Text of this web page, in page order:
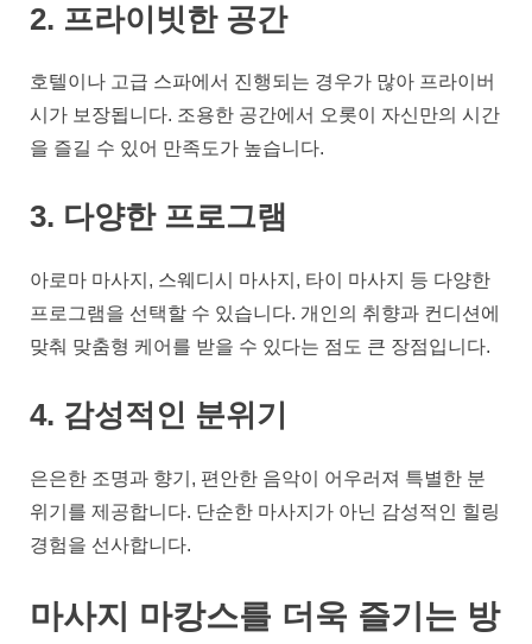
2. 프라이빗한 공간
호텔이나 고급 스파에서 진행되는 경우가 많아 프라이버
시가 보장됩니다. 조용한 공간에서 오롯이 자신만의 시간
을 즐길 수 있어 만족도가 높습니다.
3. 다양한 프로그램
아로마 마사지, 스웨디시 마사지, 타이 마사지 등 다양한
프로그램을 선택할 수 있습니다. 개인의 취향과 컨디션에
맞춰 맞춤형 케어를 받을 수 있다는 점도 큰 장점입니다.
4. 감성적인 분위기
은은한 조명과 향기, 편안한 음악이 어우러져 특별한 분
위기를 제공합니다. 단순한 마사지가 아닌 감성적인 힐링
경험을 선사합니다.
마사지 마캉스를 더욱 즐기는 방